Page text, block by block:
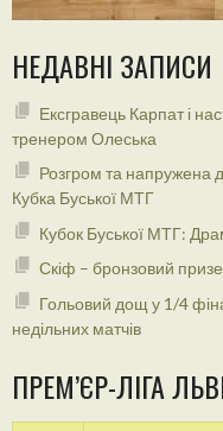
НЕДАВНІ ЗАПИСИ
Ексгравець Карпат і
тренером Олеська
Розгром та напружена
Кубка Буської МТГ
Кубок Буської МТГ:
Скіф – бронзовий
Гольовий дощ у 1/4
недільних матчів
ПРЕМ’ЄР-ЛІГА